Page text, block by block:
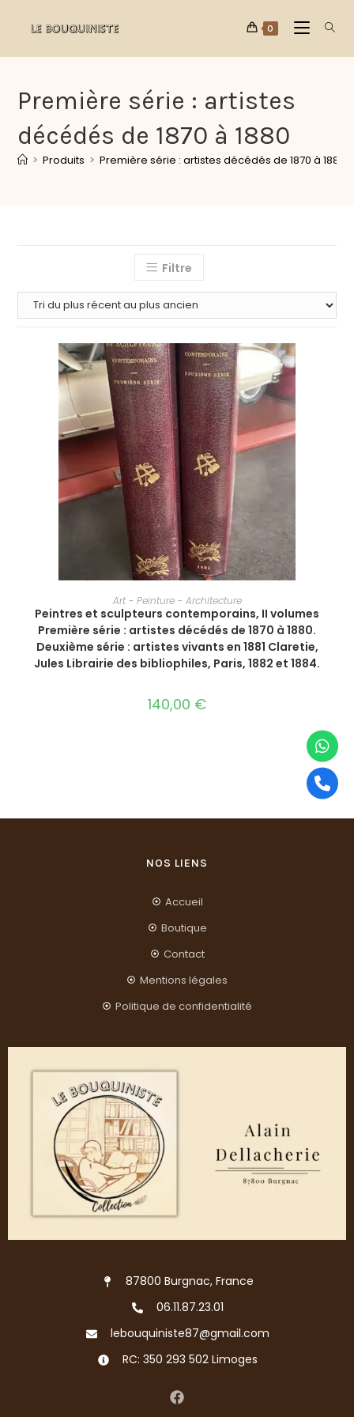
0
Première série : artistes
décédés de 1870 à 1880
> Produits > Première série : artistes décédés de 1870 à 1880
Filtre
AJOUTER AU PANIER
Art - Peinture - Architecture
Peintres et sculpteurs contemporains, II volumes
Première série : artistes décédés de 1870 à 1880.
Deuxième série : artistes vivants en 1881 Claretie,
Jules Librairie des bibliophiles, Paris, 1882 et 1884.
140,00 €
NOS LIENS
Accueil
Boutique
Contact
Mentions légales
Politique de confidentialité
87800 Burgnac, France
06.11.87.23.01
lebouquiniste87@gmail.com
RC: 350 293 502 Limoges